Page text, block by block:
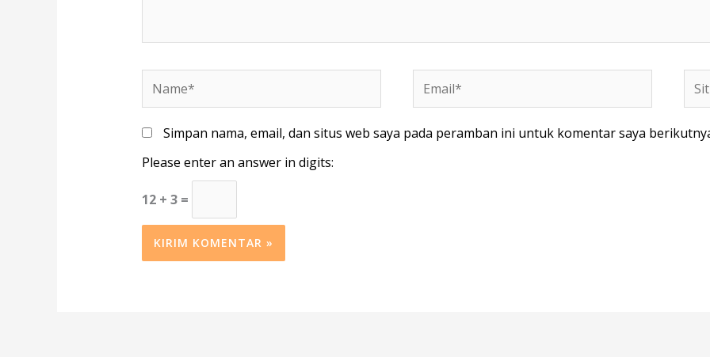
Name* Email*
Web
Simpan nama, email, dan situs web saya pada peramban ini untuk komentar saya
Please enter an answer in digits:
12 + 3 =